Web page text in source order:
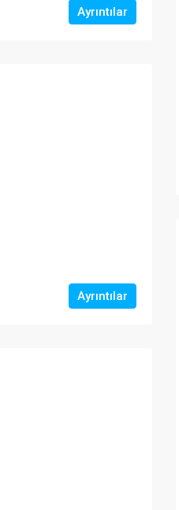
Ayrıntılar
Ayrıntılar